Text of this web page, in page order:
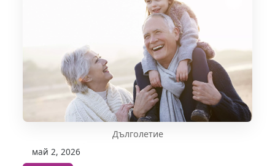
Дълголетие
май 2, 2026